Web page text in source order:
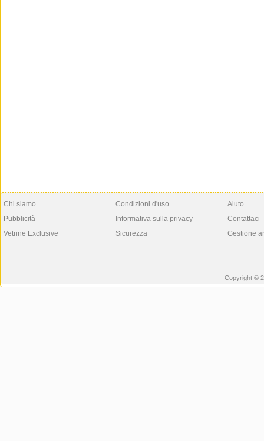
Chi siamo
Pubblicità
Vetrine Exclusive
Condizioni d'uso
Informativa sulla privacy
Sicurezza
Aiuto
Contattaci
Gestione
Copyright ©